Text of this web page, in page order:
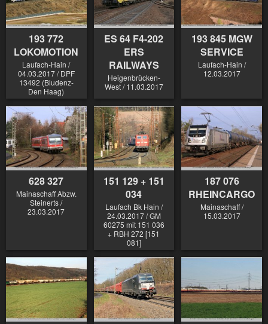
193 772
LOKOMOTION
Laufach-Hain /
04.03.2017 / DPF
13492 (Bludenz-
Den Haag)
ES 64 F4-202
ERS
RAILWAYS
Heigenbrücken-
West / 11.03.2017
193 845 MGW
SERVICE
Laufach-Hain /
12.03.2017
628 327
Mainaschaff Abzw.
Steinerts /
23.03.2017
151 129 + 151
034
Laufach Bk Hain /
24.03.2017 / GM
60275 mit 151 036
+ RBH 272 [151
081]
187 076
RHEINCARGO
Mainaschaff /
15.03.2017